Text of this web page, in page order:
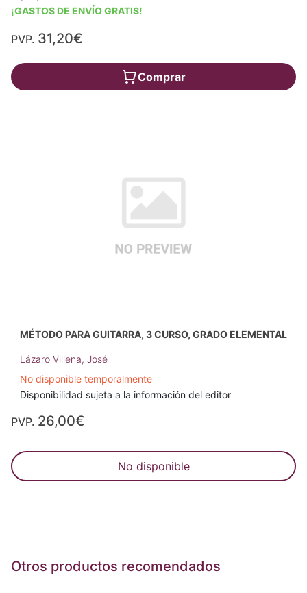
¡GASTOS DE ENVÍO GRATIS!
PVP. 31,20€
Comprar
MÉTODO PARA GUITARRA, 3 CURSO, GRADO ELEMENTAL
Lázaro Villena, José
No disponible temporalmente
Disponibilidad sujeta a la información del editor
PVP. 26,00€
No disponible
Otros productos recomendados